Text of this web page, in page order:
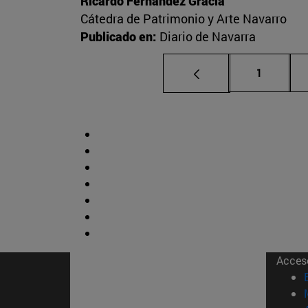
Cátedra de Patrimonio y Arte Navarro
Publicado en: Diario de Navarra
Página
1